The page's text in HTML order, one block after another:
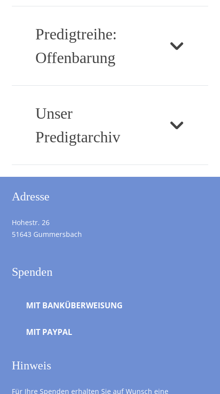
Predigtreihe:
Offenbarung
Unser
Predigtarchiv
Adresse
Hohestr. 26
51643 Gummersbach
Spenden
MIT BANKÜBERWEISUNG
MIT PAYPAL
Hinweis
Für Ihre Spenden erhalten Sie auf Wunsch eine